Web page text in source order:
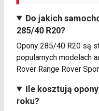
Do jakich
285/40 R20?
Opony 285/40 R20 są
popularnych modelach
Rover Range Rover
Ile kosztują
roku?